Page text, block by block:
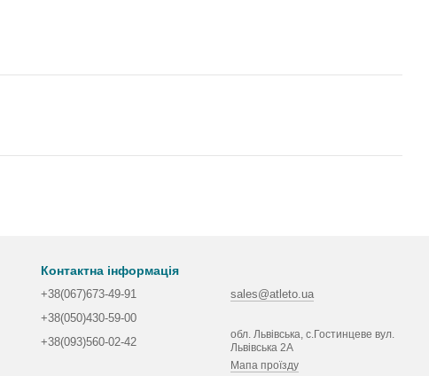
Контактна інформація
+38(067)673-49-91
+38(050)430-59-00
+38(093)560-02-42
sales@atleto.ua
обл. Львівська, с.Гостинцеве вул.
Львівська 2А
Мапа проїзду